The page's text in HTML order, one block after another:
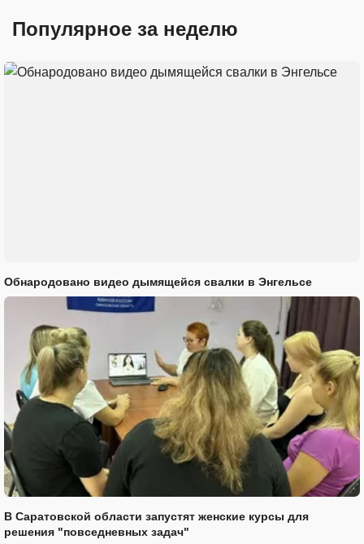
Популярное за неделю
Обнародовано видео дымящейся свалки в Энгельсе
В Саратовской области запустят женские курсы для
решения "повседневных задач"